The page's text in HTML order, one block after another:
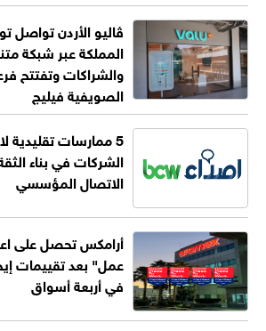
ڤاليو الأردن
المملكة عبر شبكة
والشراكات وتفتتح
الصويفية فيليج
5 ممارسات تقليدية
الشركات في بناء
الاتصال المؤسسي
أرامكس تحصل على
عمل" بعد تقييمات
في أربعة أسواق